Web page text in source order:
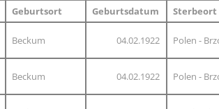
Geburtsort Geburtsdatum
Sterbeort
Beckum 04.02.1922 Polen -
Beckum 04.02.1922 Polen -